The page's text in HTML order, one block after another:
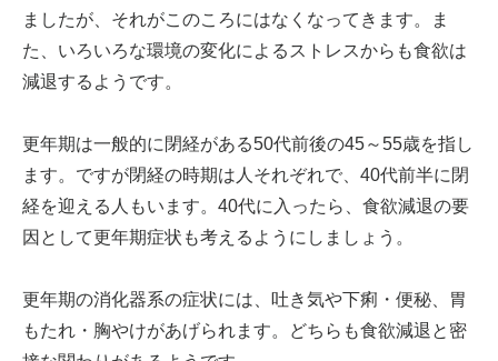
ましたが、それがこのころにはなくなってきます。ま
た、いろいろな環境の変化によるストレスからも食欲は
減退するようです。
更年期は一般的に閉経がある50代前後の45～55歳を指し
ます。ですが閉経の時期は人それぞれで、40代前半に閉
経を迎える人もいます。40代に入ったら、食欲減退の要
因として更年期症状も考えるようにしましょう。
更年期の消化器系の症状には、吐き気や下痢・便秘、胃
もたれ・胸やけがあげられます。どちらも食欲減退と密